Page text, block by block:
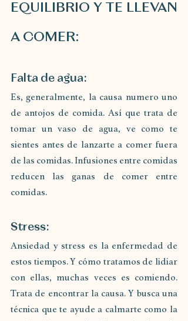
EQUILIBRIO Y TE LLEVAN
A COMER:
Falta de agua:
Es, generalmente, la causa numero uno
de antojos de comida. Así que trata de
tomar un vaso de agua, ve como te
sientes antes de lanzarte a comer fuera
de las comidas. Infusiones entre comidas
reducen las ganas de comer entre
comidas.
Stress:
Ansiedad y stress es la enfermedad de
estos tiempos. Y cómo tratamos de lidiar
con ellas, muchas veces es comiendo.
Trata de encontrar la causa. Y busca una